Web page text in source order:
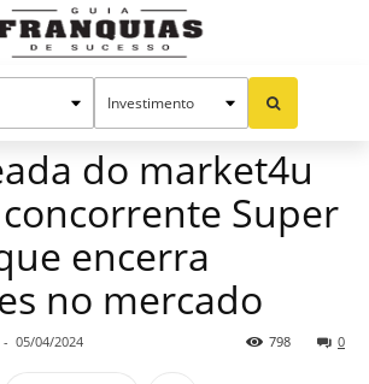
do market4u
Super
encerra
no mercado
- 05/04/2024 0
798